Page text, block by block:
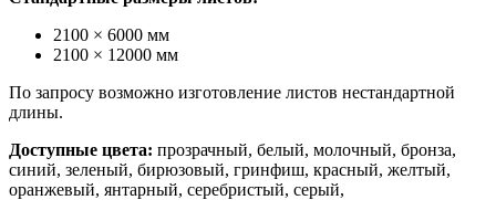
2100 × 6000 мм
2100 × 12000 мм
По запросу возможно изготовление листов нестандартной
длины.
Доступные цвета: прозрачный, белый, молочный, бронза,
синий, зеленый, бирюзовый, гринфиш, красный, желтый,
оранжевый, янтарный, серебристый, серый,